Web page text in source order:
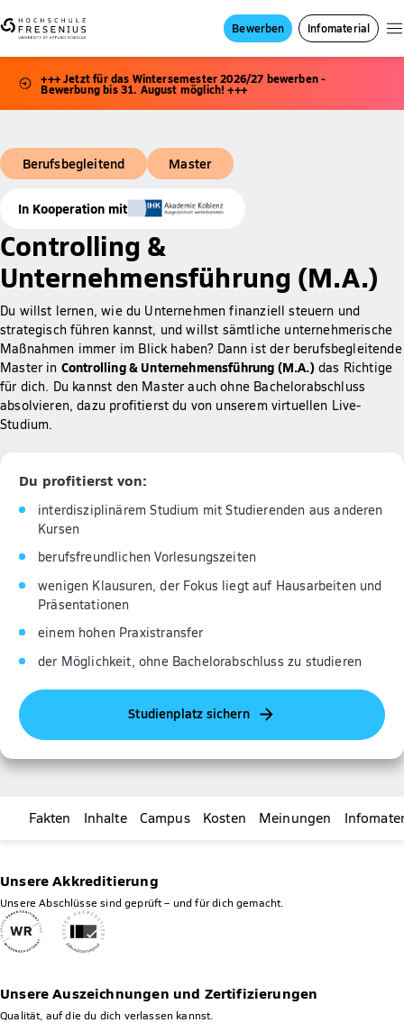
Bewerben Infomaterial
+++ Jetzt für das Wintersemester 2026/27 bewerben -
Bewerbung bis 31. August möglich! +++
Berufsbegleitend Master
In Kooperation mit
Controlling &
Unternehmensführung (M.A.)
Du willst lernen, wie du Unternehmen finanziell steuern und
strategisch führen kannst, und willst sämtliche unternehmerische
Maßnahmen immer im Blick haben? Dann ist der berufsbegleitende
Master in Controlling & Unternehmensführung (M.A.)das Richtige
für dich. Du kannst den Master auch ohne Bachelorabschluss
absolvieren, dazu profitierst du von unserem virtuellen Live-
Studium.
Du profitierst von:
interdisziplinärem Studium mit Studierenden aus anderen
Kursen
berufsfreundlichen Vorlesungszeiten
wenigen Klausuren, der Fokus liegt auf Hausarbeiten und
Präsentationen
einem hohen Praxistransfer
der Möglichkeit, ohne Bachelorabschluss zu studieren
Studienplatz sichern
Fakten Inhalte Campus Kosten Meinungen
Unsere Akkreditierung
Unsere Abschlüsse sind geprüft – und für dich gemacht.
Unsere Auszeichnungen und Zertifizierungen
Qualität, auf die du dich verlassen kannst.